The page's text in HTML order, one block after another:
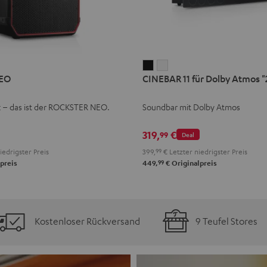
– das ist der ROCKSTER NEO.
Preis
11
Dolby
"2.1-
Set"
Schwarz
11
Dolby
"2.1-
Set"
Weiß
CINEBAR 11 für Dolby Atmos
Soundbar mit Dolby Atmos
Deal
319,99 €
399, 99 € Letzter niedrigster Preis
449,99 € Originalpreis
Kostenloser Rückversand 9 Teufel Stores